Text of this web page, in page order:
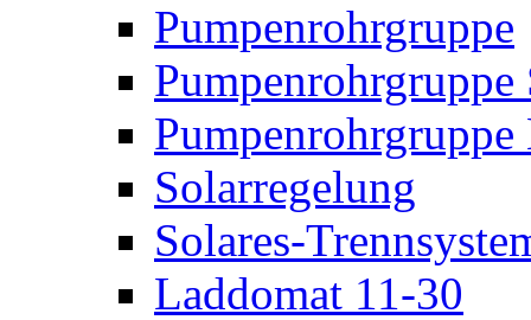
Pumpenrohrgruppe
Pumpenrohrgruppe
Solarregelung
Solares-
Laddomat 11-30